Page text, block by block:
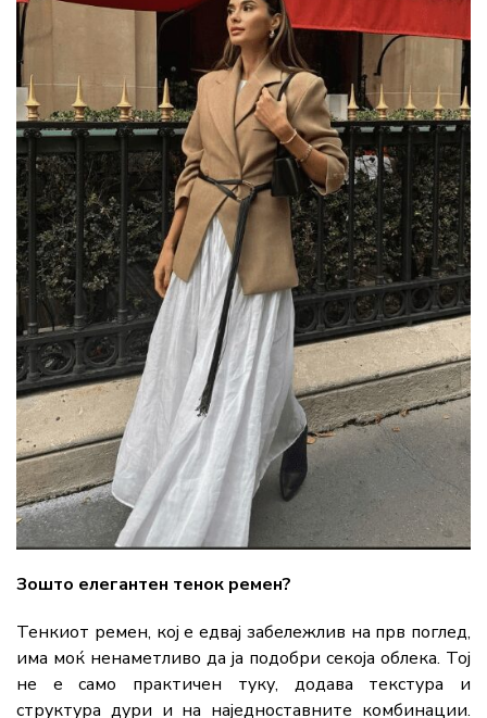
Зошто елегантен тенок ремен?
Тенкиот ремен, кој е едвај забележлив на прв поглед,
има моќ ненаметливо да ја подобри секоја облека. Тој
не е само практичен туку, додава текстура и
структура дури и на наједноставните комбинации.